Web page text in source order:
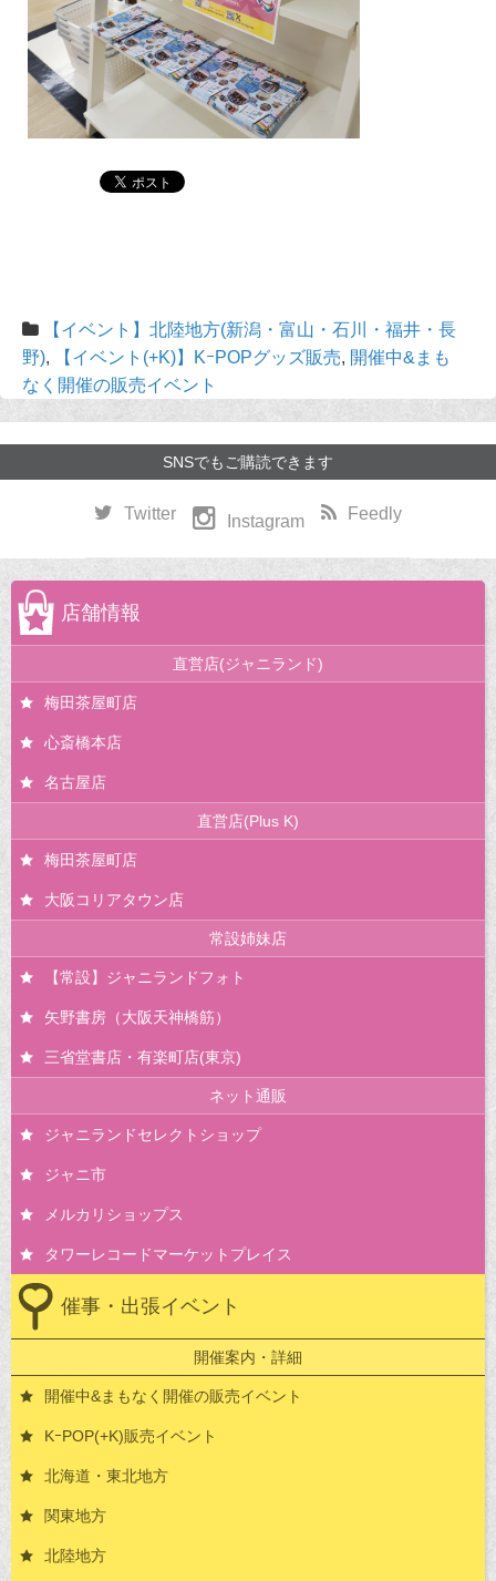
【イベント】北陸地方(新潟・富山・石川・福井・長
野), 【イベント(+K)】KｰPOPグッズ販売, 開催中&まも
なく開催の販売イベント
SNSでもご購読できます
Twitter Instagram Feedly
店舗情報
直営店(ジャニランド)
梅田茶屋町店
心斎橋本店
名古屋店
直営店(Plus K)
梅田茶屋町店
大阪コリアタウン店
常設姉妹店
【常設】ジャニランドフォト
矢野書房（大阪天神橋筋）
三省堂書店・有楽町店(東京)
ネット通販
ジャニランドセレクトショップ
ジャニ市
メルカリショップス
タワーレコードマーケットプレイス
催事・出張イベント
開催案内・詳細
開催中&まもなく開催の販売イベント
KｰPOP(+K)販売イベント
北海道・東北地方
関東地方
北陸地方